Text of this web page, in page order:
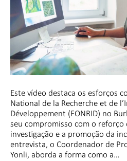
Este vídeo destaca os esforços
National de la Recherche et de
Développement (FONRID) no
seu compromisso com o reforço
investigação e a promoção da
entrevista, o Coordenador de
Yonli, aborda a forma como a…